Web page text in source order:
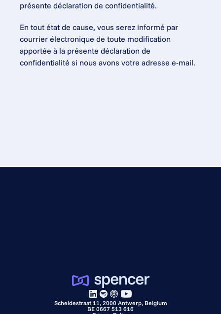
présente déclaration de confidentialité.
En tout état de cause, vous serez informé par
courrier électronique de toute modification
apportée à la présente déclaration de
confidentialité si nous avons votre adresse e-mail.
Scheldestraat 11, 2000 Antwerp, Belgium
BE 0667 513 616